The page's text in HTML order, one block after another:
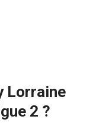
Lorraine
2 ?